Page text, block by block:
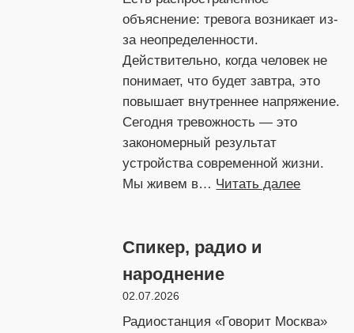
объяснение: тревога возникает из-
за неопределенности.
Действительно, когда человек не
понимает, что будет завтра, это
повышает внутреннее напряжение.
Сегодня тревожность — это
закономерный результат
устройства современной жизни.
Мы живем в… Читать далее:
Спикер, радио и
народнение
02.07.2026
Радиостанция «Говорит Москва»